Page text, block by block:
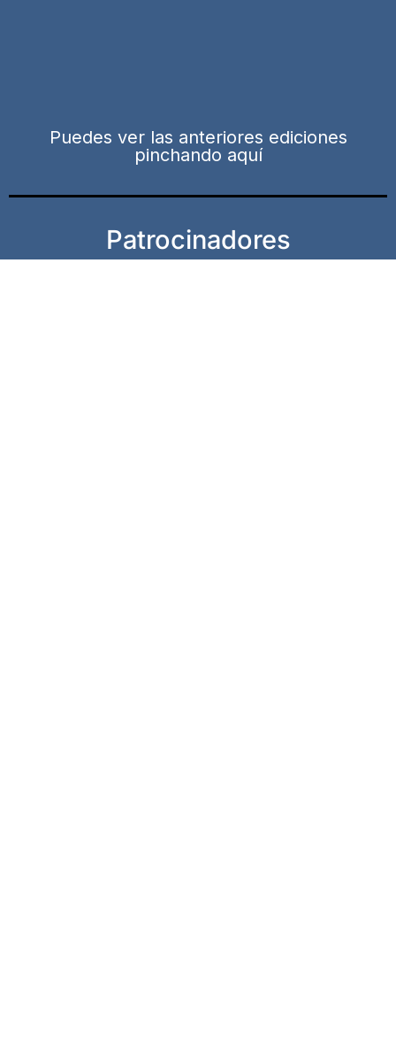
Puedes ver las anteriores ediciones
pinchando aquí
Patrocinadores